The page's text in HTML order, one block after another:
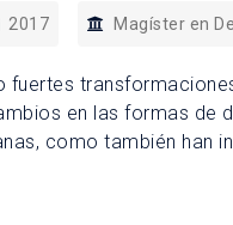
2017 Magíster en
fuertes
en las formas de
como también han